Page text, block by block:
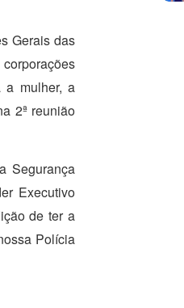
Gerais das
a mulher, a
2ª reunião
Segurança
Executivo
de ter a
Polícia